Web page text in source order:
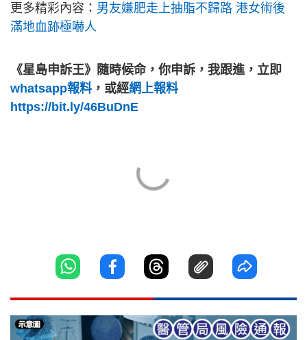
更多精彩內容： 男友嫌肥走上抽脂不歸路 港女術後
滿地血跡極嚇人
《星島申訴王》隨時候命，你申訴，我跟進，立即
whatsapp報料，或經網上報料
https://bit.ly/46BuDnE